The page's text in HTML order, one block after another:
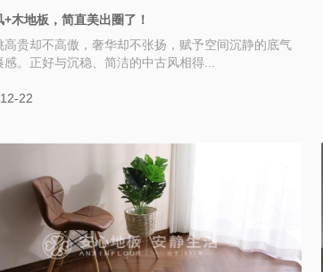
+木地板，简直美出圈了！
高贵却不高傲，奢华却不张扬，赋予空间沉静的底气
感。正好与沉稳、简洁的中古风相得...
22